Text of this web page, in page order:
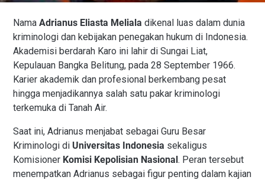
Nama Adrianus Eliasta Meliala dikenal luas dalam dunia
kriminologi dan kebijakan penegakan hukum di Indonesia.
Akademisi berdarah Karo ini lahir di Sungai Liat,
Kepulauan Bangka Belitung, pada 28 September 1966.
Karier akademik dan profesional berkembang pesat
hingga menjadikannya salah satu pakar kriminologi
terkemuka di Tanah Air.
Saat ini, Adrianus menjabat sebagai Guru Besar
Kriminologi di Universitas Indonesia sekaligus
Komisioner Komisi Kepolisian Nasional. Peran tersebut
menempatkan Adrianus sebagai figur penting dalam kajian